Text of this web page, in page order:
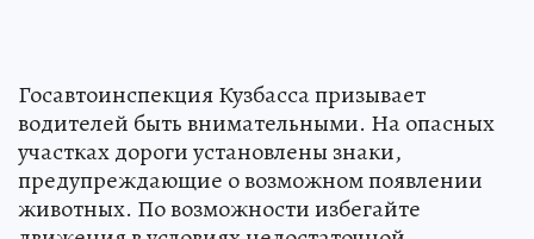
Госавтоинспекция Кузбасса призывает
водителей быть внимательными. На опасных
участках дороги установлены знаки,
предупреждающие о возможном появлении
животных. По возможности избегайте